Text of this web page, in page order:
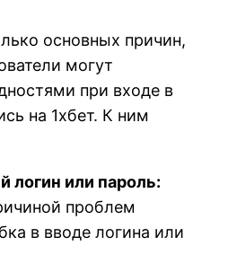
основных причин,
могут
при входе в
на 1хбет. К ним
логин или пароль:
проблем
в вводе логина или